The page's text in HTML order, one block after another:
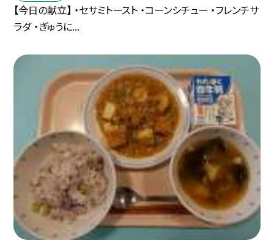
【今日の献立】 ・セサミトースト ・コーンシチュー ・フレンチサ
ラダ ・ぎゅうに...